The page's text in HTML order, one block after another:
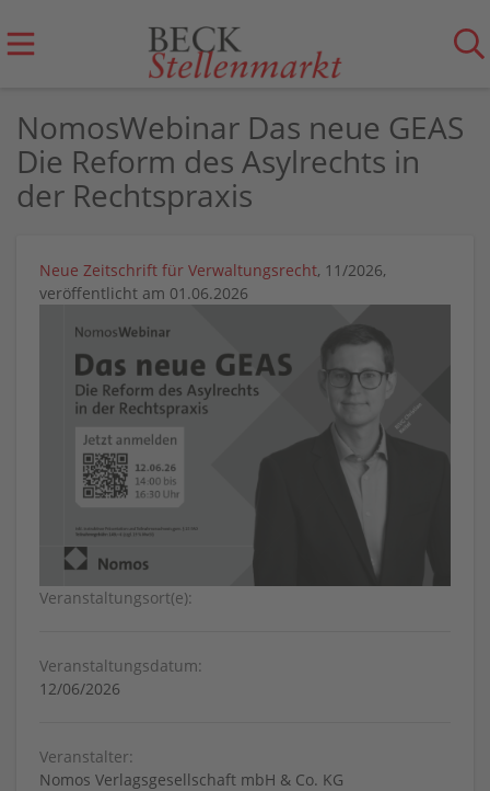
NomosWebinar Das neue GEAS
Die Reform des Asylrechts in
der Rechtspraxis
Neue Zeitschrift für Verwaltungsrecht, 11/2026,
veröffentlicht am 01.06.2026
Veranstaltungsort(e):
Veranstaltungsdatum:
12/06/2026
Veranstalter:
Nomos Verlagsgesellschaft mbH & Co. KG